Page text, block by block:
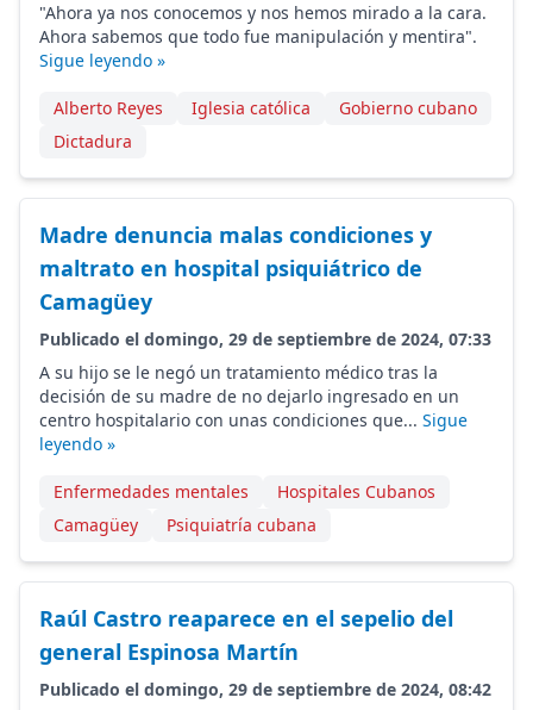
"Ahora ya nos conocemos y nos hemos mirado a la cara.
Ahora sabemos que todo fue manipulación y mentira".
Sigue leyendo »
Alberto Reyes Iglesia católica
Gobierno cubano
Dictadura
Madre denuncia malas condiciones y
maltrato en hospital psiquiátrico de
Camagüey
Publicado el domingo, 29 de septiembre de 2024, 07:33
A su hijo se le negó un tratamiento médico tras la
decisión de su madre de no dejarlo ingresado en un
centro hospitalario con unas condiciones que... Sigue
leyendo »
Enfermedades mentales
Hospitales Cubanos
Camagüey
Psiquiatría cubana
Raúl Castro reaparece en el sepelio del
general Espinosa Martín
Publicado el domingo, 29 de septiembre de 2024, 08:42